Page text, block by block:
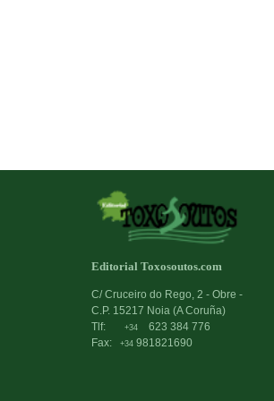
Editorial Toxosoutos.com
C/ Cruceiro do Rego, 2 - Obre -
C.P. 15217 Noia (A Coruña)
Tlf:
+34
623 384 776
Fax:
+34 981821690